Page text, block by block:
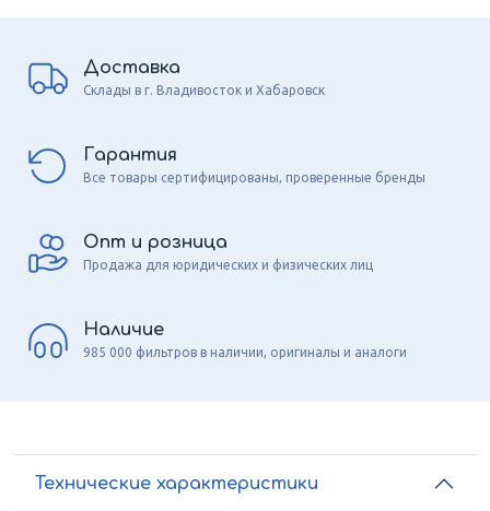
Доставка
Склады в г. Владивосток и Хабаровск
Гарантия
Все товары сертифицированы, проверенные бренды
Опт и розница
Продажа для юридических и физических лиц
Наличие
985 000 фильтров в наличии, оригиналы и аналоги
Технические характеристики